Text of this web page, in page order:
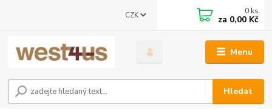
Menu
CZK
Hledat
0 ks
za 0,00 Kč